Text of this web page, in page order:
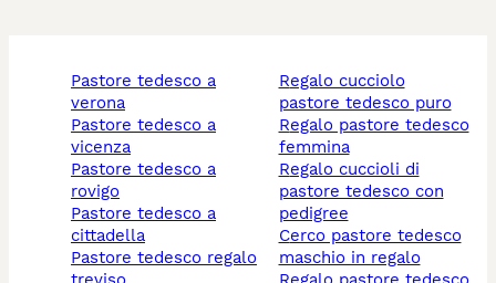
pastore tedesco a
verona
pastore tedesco a
vicenza
pastore tedesco a
rovigo
pastore tedesco a
cittadella
pastore tedesco regalo
regalo cucciolo
pastore tedesco puro
regalo pastore tedesco
femmina
regalo cuccioli di
pastore tedesco con
pedigree
cerco pastore tedesco
maschio in regalo